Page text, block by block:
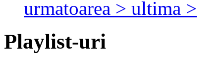
urmatoarea > ultima >
Playlist-uri